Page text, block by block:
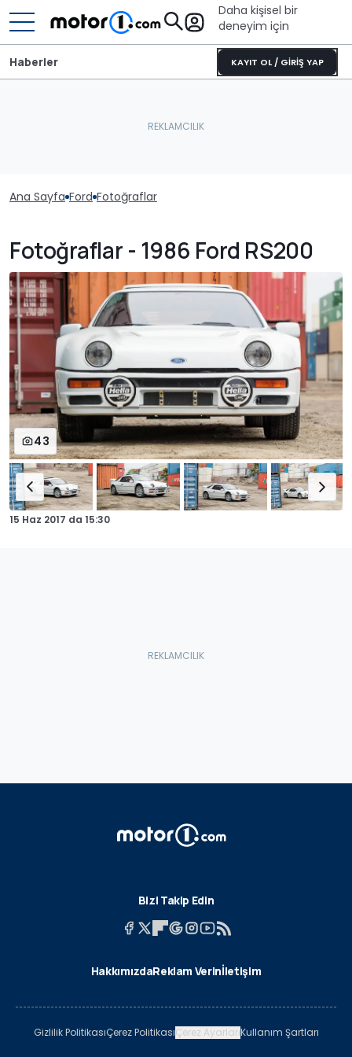
Daha kişisel bir
deneyim için
KAYIT OL / GİRİŞ YAP
Haberler
Ana Sayfa Ford Fotoğraflar
Fotoğraflar - 1986 Ford RS200
43
15 Haz 2017 da 15:30
Bizi Takip Edin
HakkımızdaReklam Verinİletişim
Gizlilik PolitikasıÇerez PolitikasıÇerez AyarlarıKullanım Şartları